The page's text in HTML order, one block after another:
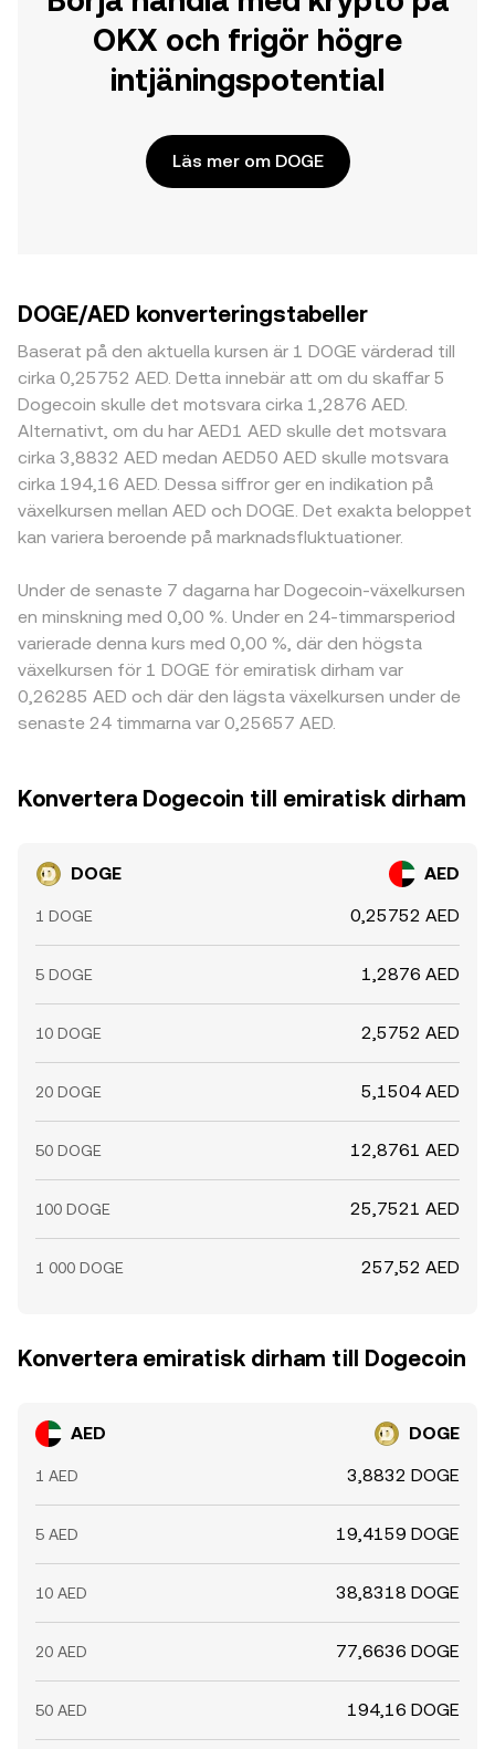
OKX och frigör högre
intjäningspotential
Läs mer om DOGE
DOGE/AED konverteringstabeller
Baserat på den aktuella kursen är 1 DOGE värderad till
cirka 0,25752 AED. Detta innebär att om du skaffar 5
Dogecoin skulle det motsvara cirka 1,2876 AED.
Alternativt, om du har AED1 AED skulle det motsvara
cirka 3,8832 AED medan AED50 AED skulle motsvara
cirka 194,16 AED. Dessa siffror ger en indikation på
växelkursen mellan AED och DOGE. Det exakta beloppet
kan variera beroende på marknadsfluktuationer.
Under de senaste 7 dagarna har Dogecoin-växelkursen
en minskning med 0,00 %. Under en 24-timmarsperiod
varierade denna kurs med 0,00 %, där den högsta
växelkursen för 1 DOGE för emiratisk dirham var
0,26285 AED och där den lägsta växelkursen under de
senaste 24 timmarna var 0,25657 AED.
Konvertera Dogecoin till emiratisk dirham
DOGE AED
1 DOGE 0,25752 AED
5 DOGE 1,2876 AED
10 DOGE 2,5752 AED
20 DOGE 5,1504 AED
50 DOGE 12,8761 AED
100 DOGE 25,7521 AED
1 000 DOGE 257,52 AED
Konvertera emiratisk dirham till Dogecoin
AED DOGE
1 AED 3,8832 DOGE
5 AED 19,4159 DOGE
10 AED 38,8318 DOGE
20 AED 77,6636 DOGE
50 AED 194,16 DOGE